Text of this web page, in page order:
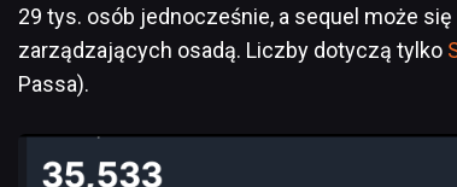
29 tys. osób jednocześnie, a sequel może
zarządzających osadą. Liczby dotyczą tylko
Passa).